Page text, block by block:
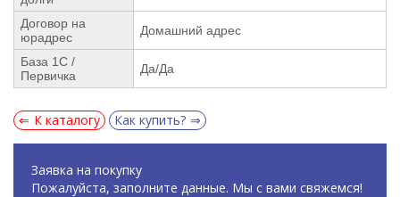
Договор на
юрадрес
Домашний адрес
База 1С /
Первичка
Да/Да
К каталогу Как купить?
Заявка на покупку
Пожалуйста, заполните данные. Мы с вами свяжемся!